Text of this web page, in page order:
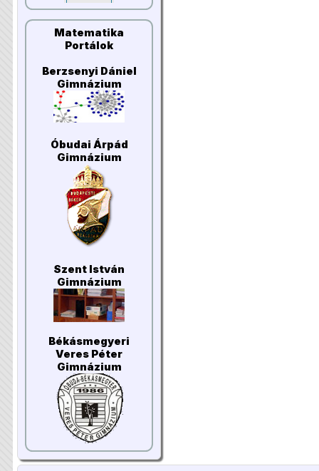
Matematika
Portálok
Berzsenyi Dániel
Gimnázium
Óbudai Árpád
Gimnázium
Szent István
Gimnázium
Békásmegyeri
Veres Péter
Gimnázium